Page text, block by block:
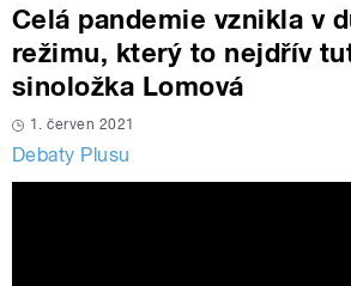
Celá pandemie vznikla v
režimu, který to nejdřív
sinoložka Lomová
1. červen 2021
Debaty Plusu